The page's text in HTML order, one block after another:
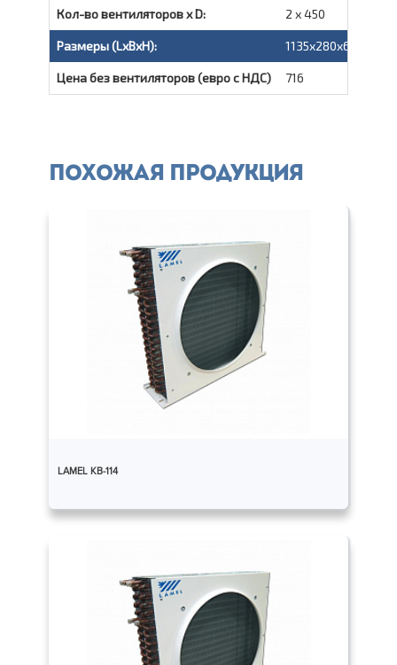
Кол-во вентиляторов x D: 2 х 450
Размеры (LxBxH): 1135x280x610
Цена без вентиляторов (евро с НДС) 716
Похожая продукция
LAMEL КВ-114